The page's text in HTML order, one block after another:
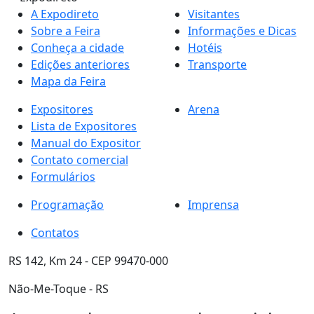
A Expodireto
Sobre a Feira
Conheça a cidade
Edições anteriores
Mapa da Feira
Visitantes
Informações e Dicas
Hotéis
Transporte
Expositores
Lista de Expositores
Manual do Expositor
Contato comercial
Formulários
Arena
Programação
Imprensa
Contatos
RS 142, Km 24 - CEP 99470-000
Não-Me-Toque - RS